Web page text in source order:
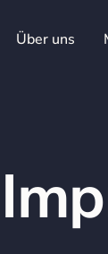
Über uns